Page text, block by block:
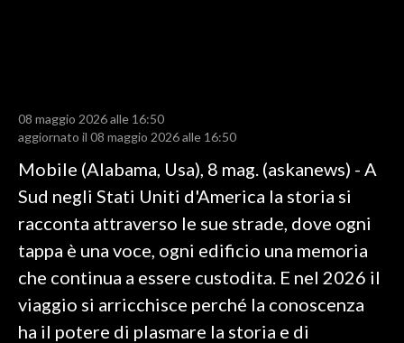
RISULTATI E CLASSIFICHE
CALCIO REGIONALE
BASKET
VOLLEY
MOTORI
TENNIS
ALTRI SPORT
08 maggio 2026 alle 16:50
aggiornato il 08 maggio 2026 alle 16:50
Mobile (Alabama, Usa), 8 mag. (askanews) - A
Sud negli Stati Uniti d'America la storia si
racconta attraverso le sue strade, dove ogni
tappa è una voce, ogni edificio una memoria
che continua a essere custodita. E nel 2026 il
viaggio si arricchisce perché la conoscenza
ha il potere di plasmare la storia e di